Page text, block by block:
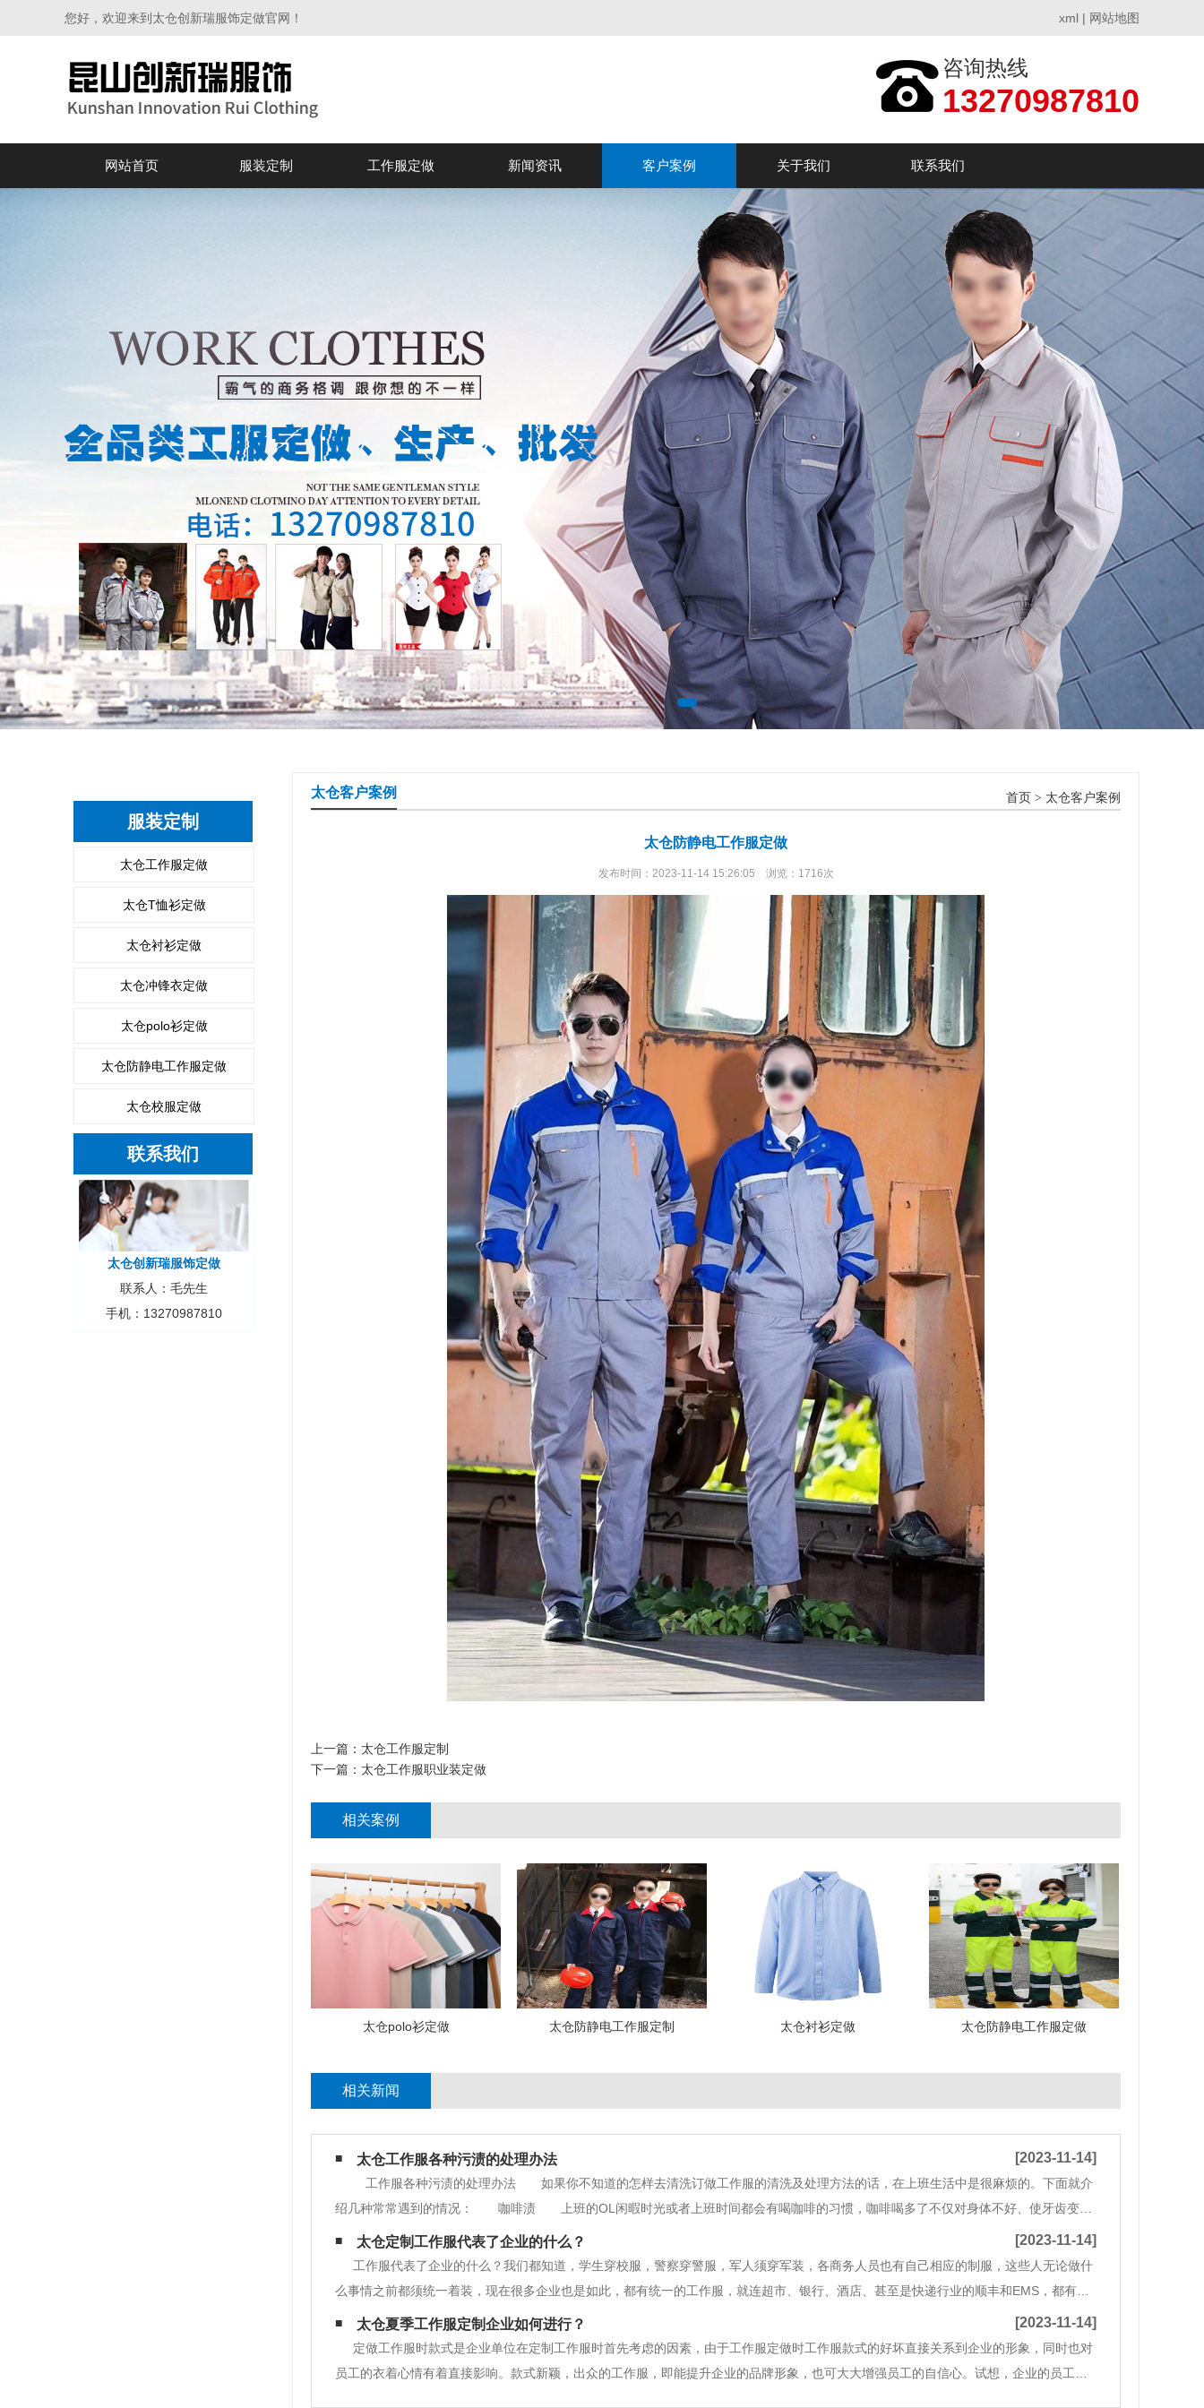
您好，欢迎来到太仓创新瑞服饰定做官网！ xml | 网站地图
咨询热线
13270987810
网站首页 服装定制 工作服定做 新闻资讯 客户案例 关于我们 联系我们
服装定制
太仓工作服定做
太仓T恤衫定做
太仓衬衫定做
太仓冲锋衣定做
太仓polo衫定做
太仓防静电工作服定做
太仓校服定做
联系我们
太仓创新瑞服饰定做
联系人：毛先生
手机：13270987810
太仓客户案例 首页 > 太仓客户案例
太仓防静电工作服定做
发布时间：2023-11-14 15:26:05 浏览：1716次
上一篇： 太仓工作服定制
下一篇： 太仓工作服职业装定做
相关案例
太仓polo衫定做 太仓防静电工作服定制 太仓衬衫定做 太仓防静电工作服定做
相关新闻
太仓工作服各种污渍的处理办法 [2023-11-14]
工作服各种污渍的处理办法 如果你不知道的怎样去清洗订做工作服的清洗及处理方法的话，在上班生活中是很麻烦的。下面就介
绍几种常常遇到的情况： 咖啡渍 上班的OL闲暇时光或者上班时间都会有喝咖啡的习惯，咖啡喝多了不仅对身体不好、使牙齿变
黄，万一溅到身上更是一件头疼的事情。如果是清淡的咖啡渍只需要将衣物浸入肥皂或者洗衣粉的溶液中清洗干净就可以了，如果较浓的
咖啡则需在鸡蛋黄内洒入少许甘油，混合后涂抹
太仓定制工作服代表了企业的什么？ [2023-11-14]
工作服代表了企业的什么？我们都知道，学生穿校服，警察穿警服，军人须穿军装，各商务人员也有自己相应的制服，这些人无论做什
么事情之前都须统一着装，现在很多企业也是如此，都有统一的工作服，就连超市、银行、酒店、甚至是快递行业的顺丰和EMS，都有统
一的工作服。为什么现如今的企业如此重视员工的着装？随着中国企业不发的不断前进，工作服俨然成了企业文化中必不可少的组成部
分。虽然工作服看起来不时髦，不好看，但它们
太仓夏季工作服定制企业如何进行？ [2023-11-14]
定做工作服时款式是企业单位在定制工作服时首先考虑的因素，由于工作服定做时工作服款式的好坏直接关系到企业的形象，同时也对
员工的衣着心情有着直接影响。款式新颖，出众的工作服，即能提升企业的品牌形象，也可大大增强员工的自信心。试想，企业的员工同